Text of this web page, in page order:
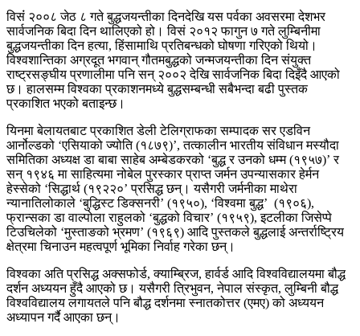
विसंं २००८ जेठ ८ गते बुद्धजयन्तीका दिनदेखि यस पर्वका अवसरमा देशभर
सार्वजनिक बिदा दिन थालिएको हो। विसं २०१२ फागुन ७ गते लुम्बिनीमा
बुद्धजयन्तीका दिन हत्या, हिंसामाथि प्रतिबन्धको घोषणा गरिएको थियो।
विश्वशान्तिका अग्रदूत भगवान् गौतमबुद्धको जन्मजयन्तीका दिन संयुक्त
राष्ट्रसङ्घीय प्रणालीमा पनि सन् २००२ देखि सार्वजनिक बिदा दिइँदै आएको
छ। हालसम्म विश्वका प्रकाशनमध्ये बुद्धसम्बन्धी सबैभन्दा बढी पुस्तक
प्रकाशित भएको बताइन्छ।
यिनमा बेलायतबाट प्रकाशित डेली टेलिग्राफका सम्पादक सर एडविन
आर्नोल्डको ‘एसियाको ज्योति (१८७९)’, तत्कालीन भारतीय संविधान मस्यौदा
समितिका अध्यक्ष डा बाबा साहेब अम्बेडकरको ‘बुद्ध र उनको धम्म (१९५७)’ र
सन् १९४६ मा साहित्यमा नोबेल पुरस्कार प्राप्त जर्मन उपन्यासकार हेर्मन
हेस्सेको ‘सिद्धार्थ (१९२२०’ प्रसिद्ध छन्। यसैगरी जर्मनीका माथेरा
न्यानातिलोकाले ‘बुद्धिस्ट डिक्सनरी’ (१९५०), ‘विश्वमा बुद्ध’ (१९०६),
फ्रान्सका डा वाल्पोला राहुलको ‘बुद्धको विचार’ (१९५९), इटलीका जिसेप्पे
टिउचिलेको ‘मुस्ताङको भ्रमण’ (१९६९) आदि पुस्तकले बुद्धलाई अन्तर्राष्ट्रिय
क्षेत्रमा चिनाउन महत्वपूर्ण भूमिका निर्वाह गरेका छन्।
विश्वका अति प्रसिद्ध अक्सफोर्ड, क्याम्ब्रिज, हार्वर्ड आदि विश्वविद्यालयमा बौद्ध
दर्शन अध्ययन हुँदै आएको छ। यसैगरी त्रिभुवन, नेपाल संस्कृत, लुम्बिनी बौद्ध
विश्वविद्यालय लगायतले पनि बौद्ध दर्शनमा स्नातकोत्तर (एमए) को अध्ययन
अध्यापन गर्दै आएका छन्।